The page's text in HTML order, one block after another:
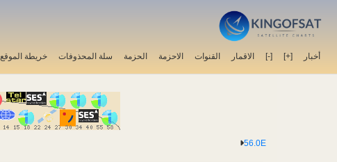
أخبار [+]
[-] الاقمار القنوات الاحزمة الحزمة سلة المحذوفات خريطة الموقع
56.0E